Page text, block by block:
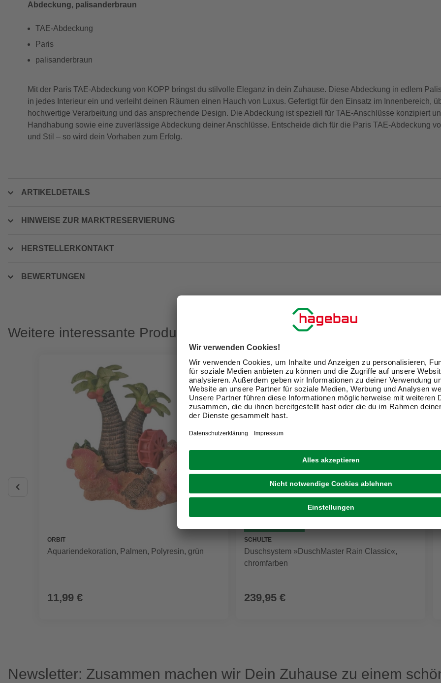
Abdeckung, palisanderbraun
TAE-Abdeckung
Paris
palisanderbraun
Mit der Paris TAE-Abdeckung von KOPP bringst du stilvolle Eleganz in dein Zuhause. Diese Abdeckung in edlem
in jedes Interieur ein und verleiht deinen Räumen einen Hauch von Luxus. Gefertigt für den Einsatz im Innenbereich,
hochwertige Verarbeitung und das ansprechende Design. Die Abdeckung ist speziell für TAE-Anschlüsse konzipiert
Handhabung sowie eine zuverlässige Abdeckung deiner Anschlüsse. Entscheide dich für die Paris TAE-Abdeckung
und Stil – so wird dein Vorhaben zum Erfolg.
ARTIKELDETAILS
HINWEISE ZUR MARKTRESERVIERUNG
HERSTELLERKONTAKT
BEWERTUNGEN
Weitere interessante Produkte
ORBIT
Aquariendekoration, Palmen, Polyresin, grün
11,99 €
SCHULTE
Duschsystem »DuschMaster Rain Classic«,
chromfarben
239,95 €
Newsletter: Zusammen machen wir Dein Zuhause zu einem